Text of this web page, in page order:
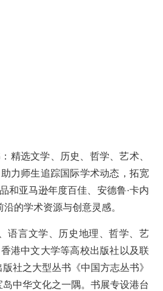
精选文学、历史、哲学、艺术、
力师生追踪国际学术动态，拓宽
和亚马逊年度百佳、安德鲁·卡内
的学术资源与创意灵感。
语言文学、历史地理、哲学、艺
港中文大学等高校出版社以及联
社之大型丛书《中国方志丛书》
中华文化之一隅。书展专设港台